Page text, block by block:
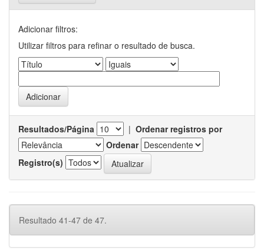
Adicionar filtros:
Utilizar filtros para refinar o resultado de busca.
Resultados/Página | Ordenar registros por
Ordenar
Registro(s)
Resultado 41-47 de 47.